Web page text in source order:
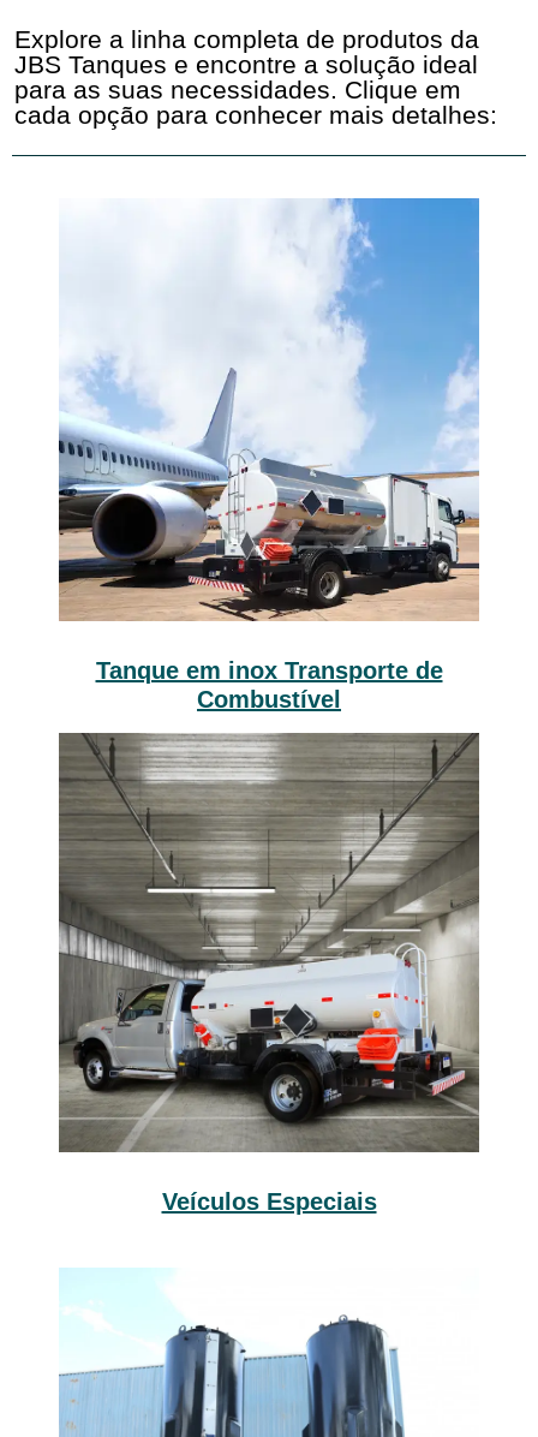
Explore a linha completa de produtos da
JBS Tanques e encontre a solução ideal
para as suas necessidades. Clique em
cada opção para conhecer mais detalhes:
Tanque em inox Transporte de
Combustível
Veículos Especiais